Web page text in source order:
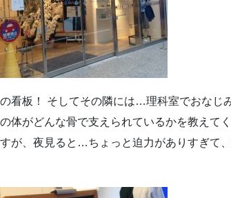
看板！ そしてその隣には…理科室でおなじ
体がどんな骨で支えられているかを教えて
が、夜見ると…ちょっと迫力がありすぎて